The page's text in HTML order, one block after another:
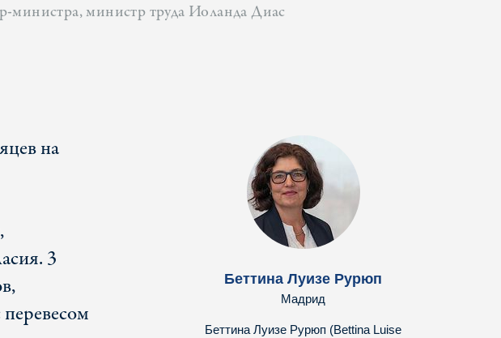
министра, министр труда Иоланда Диас
на
3
Беттина Луизе Рурюп
Мадрид
Беттина Луизе Рурюп (Bettina Luise